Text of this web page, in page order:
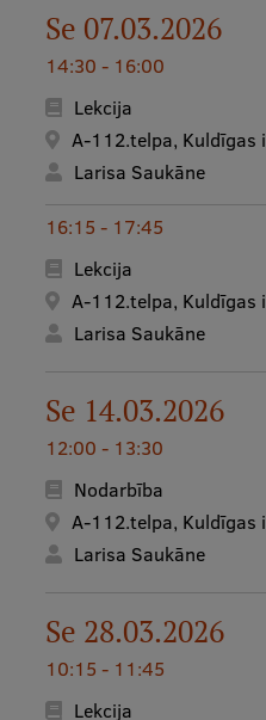
Praktiska informācija
Par RSU
Studentu dzīve
Studiju norises vietas
Fakultātes
Stratēģija
Vēsture un tradīcijas
Identitāte
Aula
Muzeji un ekspozīcijas
Se 07.03.2026
14:30 - 16:00
Lekcija
A-112.telpa, Kuldīgas
Larisa Saukāne
16:15 - 17:45
Lekcija
A-112.telpa, Kuldīgas
Larisa Saukāne
Se 14.03.2026
12:00 - 13:30
Nodarbība
A-112.telpa, Kuldīgas
Larisa Saukāne
Se 28.03.2026
10:15 - 11:45
Lekcija